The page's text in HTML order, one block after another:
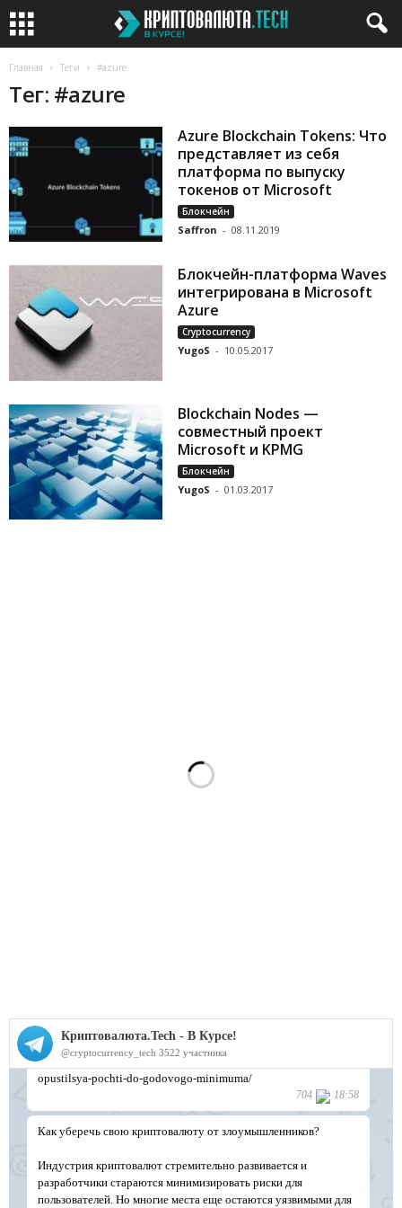
Главная Теги #azure
Тег: #azure
Azure Blockchain Tokens: Что
представляет из себя
платформа по выпуску
токенов от Microsoft
Блокчейн
Saffron - 08.11.2019
Блокчейн-платформа Waves
интегрирована в Microsoft
Azure
Cryptocurrency
YugoS - 10.05.2017
Blockchain Nodes —
совместный проект
Microsoft и KPMG
Блокчейн
YugoS - 01.03.2017